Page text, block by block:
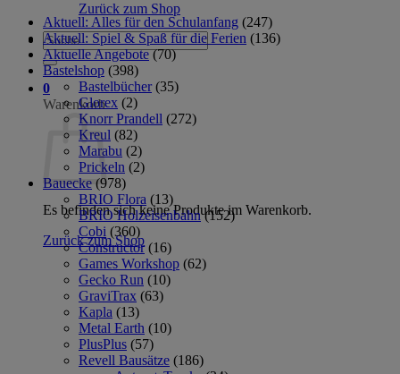
Zurück zum Shop
Suche
nach:
0
Warenkorb
Es befinden sich keine Produkte im Warenkorb.
Zurück zum Shop
Aktuell: Alles für den Schulanfang (247)
Aktuell: Spiel & Spaß für die Ferien (136)
Aktuelle Angebote (70)
Bastelshop (398)
Bastelbücher (35)
Glorex (2)
Knorr Prandell (272)
Kreul (82)
Marabu (2)
Prickeln (2)
Bauecke (978)
BRIO Flora (13)
BRIO Holzeisenbahn (152)
Cobi (360)
Constructor (16)
Games Workshop (62)
Gecko Run (10)
GraviTrax (63)
Kapla (13)
Metal Earth (10)
PlusPlus (57)
Revell Bausätze (186)